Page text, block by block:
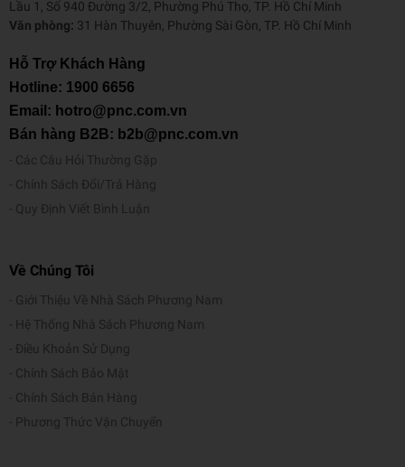
quả cho các em
Tài liệu bổ trợ được tích hợp trên ứng dụng điện thoại rất
thuận tiện cho các em trong việc tra cứu, thực hành. Tài liệu
bao gồm các nội dung: thông tin tác giả, bài viết tham khảo,
đề và đáp án cũng như sơ đồ tư duy.
Nếu còn đang băn khoăn chưa biết phương pháp học Ngữ
Văn lớp 8 theo chương trình mới sao cho hiệu quả thì cuốn
sáchLàm Chủ Kiến Thức Ngữ Văn Bằng Sơ Đồ Tư Duy Lớp
chăm chỉ, tự luyện đề để đạt được điểm số cao trên lớp.
Lầu 1, Số 940 Đường 3/2, Phường Phú Thọ, TP. Hồ Chí Minh
Văn phòng: 31 Hàn Thuyên, Phường Sài Gòn, TP. Hồ Chí Minh
Hỗ Trợ Khách Hàng
Hotline: 1900 6656
Email: hotro@pnc.com.vn
Bán hàng B2B: b2b@pnc.com.vn
Các Câu Hỏi Thường Gặp
Chính Sách Đổi/Trả Hàng
Quy Định Viết Bình Luận
Về Chúng Tôi
Giới Thiệu Về Nhà Sách Phương Nam
Hệ Thống Nhà Sách Phương Nam
Điều Khoản Sử Dụng
Chính Sách Bảo Mật
Chính Sách Bán Hàng
Phương Thức Vận Chuyển